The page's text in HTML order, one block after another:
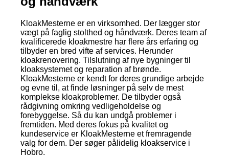
KloakMesterne er en virksomhed. Der lægger stor
vægt på faglig stolthed og håndværk. Deres team af
kvalificerede kloakmestre har flere års erfaring og
tilbyder en bred vifte af services. Herunder
kloakrenovering. Tilslutning af nye bygninger til
kloaksystemet og reparation af brønde.
KloakMesterne er kendt for deres grundige arbejde
og evne til, at finde løsninger på selv de mest
komplekse kloakproblemer. De tilbyder også
rådgivning omkring vedligeholdelse og
forebyggelse. Så du kan undgå problemer i
fremtiden. Med deres fokus på kvalitet og
kundeservice er KloakMesterne et fremragende
valg for dem. Der søger pålidelig kloakservice i
Hobro.